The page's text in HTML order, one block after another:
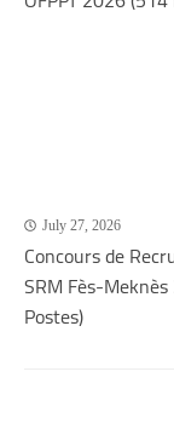
July 27, 2026
Concours de
SRM Fès-
Postes)